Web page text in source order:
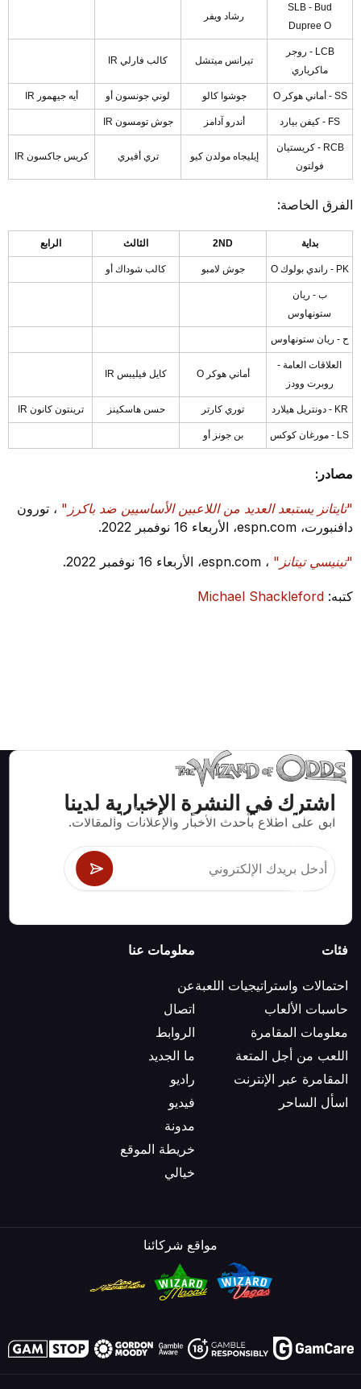
SLB - Bud
Dupree O
رشاد ويفر
LCB - روجر
ماكرياري
تيرانس ميتشل كالب فارلي IR
SS - أماني هوكر O جوشوا كالو لوني جونسون أو أيه جيهمور IR
FS - كيفن بيارد أندرو آدامز جوش تومسون IR
RCB - كريستيان
فولتون
إيليجاه مولدن كيو تري أفيري كريس جاكسون IR
الفرق الخاصة:
بداية 2ND الثالث الرابع
PK - راندي بولوك O جوش لامبو كالب شوداك أو
ب - ريان
ستونهاوس
ح - ريان ستونهاوس
العلاقات العامة -
روبرت وودز
أماني هوكر O كايل فيليبس IR
KR - دونتريل هيلارد توري كارتر حسن هاسكينز ترينتون كانون IR
LS - مورغان كوكس بن جونز أو
مصادر:
"تايتانز يستبعد العديد من اللاعبين الأساسيين ضد باكرز" ، تورون
دافنبورت، espn.com، الأربعاء 16 نوفمبر 2022.
"تينيسي تيتانز" ، espn.com، الأربعاء 16 نوفمبر 2022.
كتبه:Michael Shackleford
اشترك في النشرة الإخبارية لدينا
ابق على اطلاع بأحدث الأخبار والإعلانات والمقالات.
استراتيجيات ومعلومات صحيحة رياضيا لألعاب الكازينو مثل
البلاك جاك وكرابس والروليت ومئات الألعاب الأخرى التي
يمكن لعبها.
فئات
احتمالات واستراتيجيات اللعبة
حاسبات الألعاب
معلومات المقامرة
اللعب من أجل المتعة
المقامرة عبر الإنترنت
اسأل الساحر
معلومات عنا
عن
اتصال
الروابط
ما الجديد
راديو
فيديو
مدونة
خريطة الموقع
خيالي
مواقع شركائنا